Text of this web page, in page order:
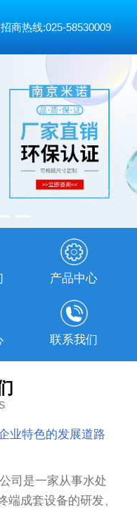
商热线:025-58530009
产品中心
联系我们
业特色的发展道路
司是一家从事水处
成套设备的研发、